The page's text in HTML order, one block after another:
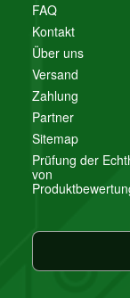
FAQ
Kontakt
Über uns
Versand
Zahlung
Partner
Sitemap
Prüfung der
von